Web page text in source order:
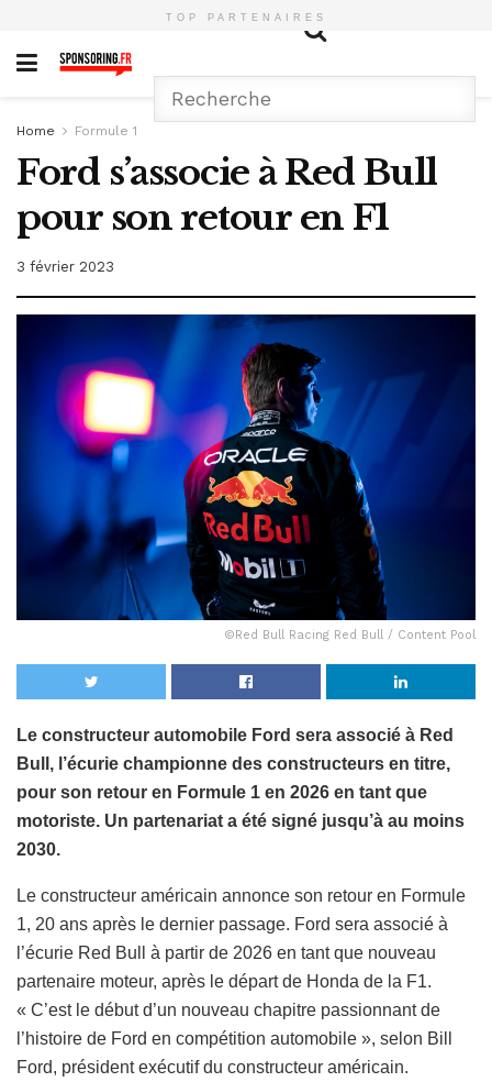
TOP PARTENAIRES
Home Formule 1
Ford s’associe à Red Bull
pour son retour en F1
3 février 2023
©Red Bull Racing Red Bull / Content Pool
Le constructeur automobile Ford sera associé à Red
Bull, l’écurie championne des constructeurs en titre,
pour son retour en Formule 1 en 2026 en tant que
motoriste. Un partenariat a été signé jusqu’à au moins
2030.
Le constructeur américain annonce son retour en Formule
1, 20 ans après le dernier passage. Ford sera associé à
l’écurie Red Bull à partir de 2026 en tant que nouveau
partenaire moteur, après le départ de Honda de la F1.
« C’est le début d’un nouveau chapitre passionnant de
l’histoire de Ford en compétition automobile », selon Bill
Ford, président exécutif du constructeur américain.